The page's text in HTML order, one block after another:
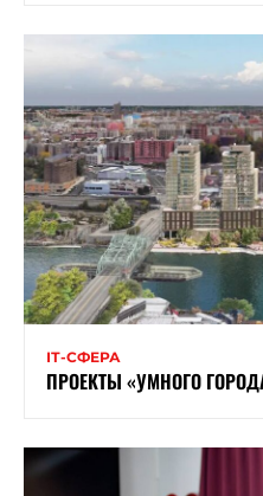
ІТ-СФЕРА
ПРОЕКТЫ «УМНОГО